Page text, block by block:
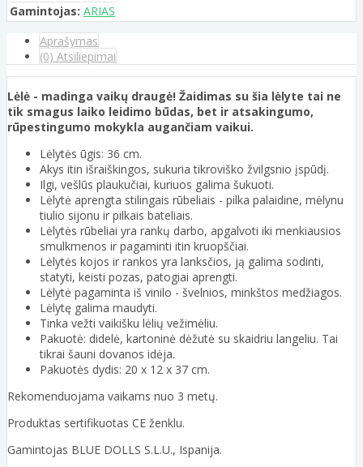
Gamintojas: ARIAS
Aprašymas
(0) Atsiliepimai
Lėlė - madinga vaikų draugė! Žaidimas su šia lėlyte tai ne
tik smagus laiko leidimo būdas, bet ir atsakingumo,
rūpestingumo mokykla augančiam vaikui.
Lėlytės ūgis: 36 cm.
Akys itin išraiškingos, sukuria tikroviško žvilgsnio įspūdį.
Ilgi, vešlūs plaukučiai, kuriuos galima šukuoti.
Lėlytė aprengta stilingais rūbeliais - pilka palaidine, mėlynu
tiulio sijonu ir pilkais bateliais.
Lėlytės rūbeliai yra rankų darbo, apgalvoti iki menkiausios
smulkmenos ir pagaminti itin kruopščiai.
Lėlytės kojos ir rankos yra lanksčios, ją galima sodinti,
statyti, keisti pozas, patogiai aprengti.
Lėlytė pagaminta iš vinilo - švelnios, minkštos medžiagos.
Lėlytę galima maudyti.
Tinka vežti vaikišku lėlių vežimėliu.
Pakuotė: didelė, kartoninė dėžutė su skaidriu langeliu. Tai
tikrai šauni dovanos idėja.
Pakuotės dydis: 20 x 12 x 37 cm.
Rekomenduojama vaikams nuo 3 metų.
Produktas sertifikuotas CE ženklu.
Gamintojas BLUE DOLLS S.L.U., Ispanija.